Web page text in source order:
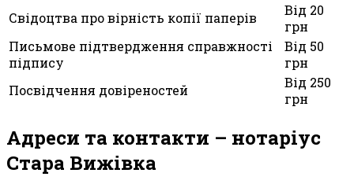
Свідоцтва про вірність копії паперів
Від 20
грн
Письмове підтвердження справжності
підпису
Від 50
грн
Посвідчення довіреностей
Від 250
грн
Адреси та контакти – нотаріус
Стара Вижівка